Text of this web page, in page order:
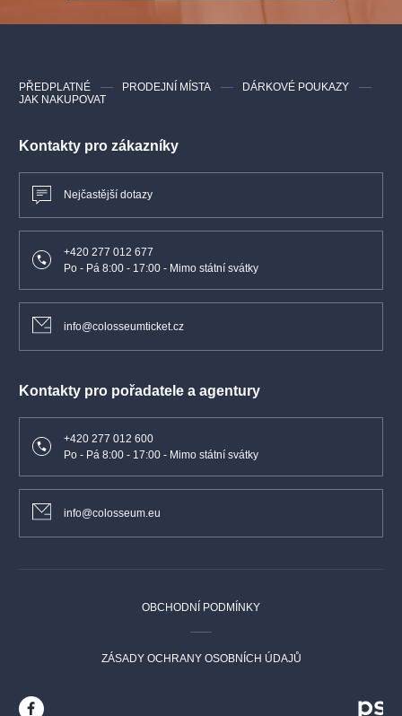
Kontakty pro zákazníky
Nejčastější dotazy
+420 277 012 677
Po - Pá 8:00 - 17:00 - Mimo státní svátky
info@colosseumticket.cz
Kontakty pro pořadatele a agentury
+420 277 012 600
Po - Pá 8:00 - 17:00 - Mimo státní svátky
info@colosseum.eu
PŘEDPLATNÉ PRODEJNÍ MÍSTA
DÁRKOVÉ POUKAZY
JAK NAKUPOVAT
OBCHODNÍ PODMÍNKY
ZÁSADY OCHRANY OSOBNÍCH ÚDAJŮ